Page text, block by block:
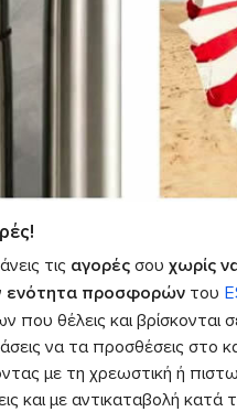
τις αγορέςσου χωρίς
ενότητα προσφορών του
που θέλεις και βρίσκονται
να τα προσθέσεις στο
με τη χρεωστική ή
και με αντικαταβολή κατά